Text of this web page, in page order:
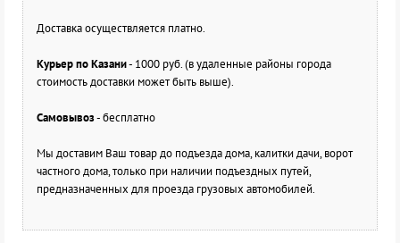
Доставка осуществляется платно.
Курьер по Казани- 1000 руб. (в удаленные районы города
стоимость доставки может быть выше).
Самовывоз- бесплатно
Мы доставим Ваш товар до подъезда дома, калитки дачи, ворот
частного дома, только при наличии подъездных путей,
предназначенных для проезда грузовых автомобилей.